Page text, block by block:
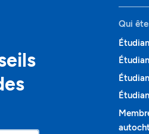
Qui